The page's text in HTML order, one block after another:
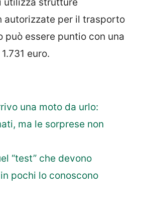
autorizzate per il trasporto
può essere puntio con una
euro.
una moto da urlo:
ma le sorprese non
“test” che devono
pochi lo conoscono